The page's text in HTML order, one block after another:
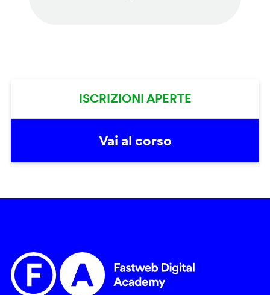
ISCRIZIONI APERTE
Vai al corso